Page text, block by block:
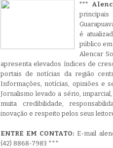
***
é
público
Alencar
apresenta elevados índices de
portais de notícias da região
Informações, notícias, opiniões e
Jornalismo levado a sério,
muita credibilidade,
inovação e respeito pelos seus
ENTRE EM CONTATO: E-mail
(42) 8868-7983 ***